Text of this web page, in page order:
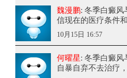
魏漫鹏: 冬季白癜风
信现在的医疗条件
10月15日 16:57
何曜星: 冬季白癜风
自暴自弃不去治疗